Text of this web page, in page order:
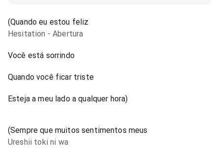
(Quando eu estou feliz
Hesitation - Abertura
Você está sorrindo
Quando você ficar triste
Esteja a meu lado a qualquer hora)
(Sempre que muitos sentimentos meus
Ureshii toki ni wa